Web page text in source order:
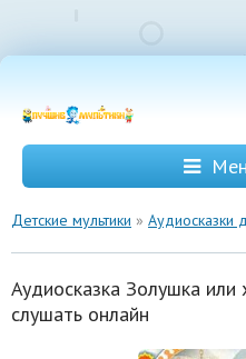
Детские мультики » Аудиосказки
Аудиосказка Золушка или
слушать онлайн